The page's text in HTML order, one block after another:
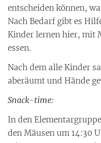
entscheiden können,
Nach Bedarf gibt es
Kinder lernen hier, mit
essen.
Nach dem alle Kinder
aberäumt und Hände
Snack-time:
In den
den Mäusen um 14:30